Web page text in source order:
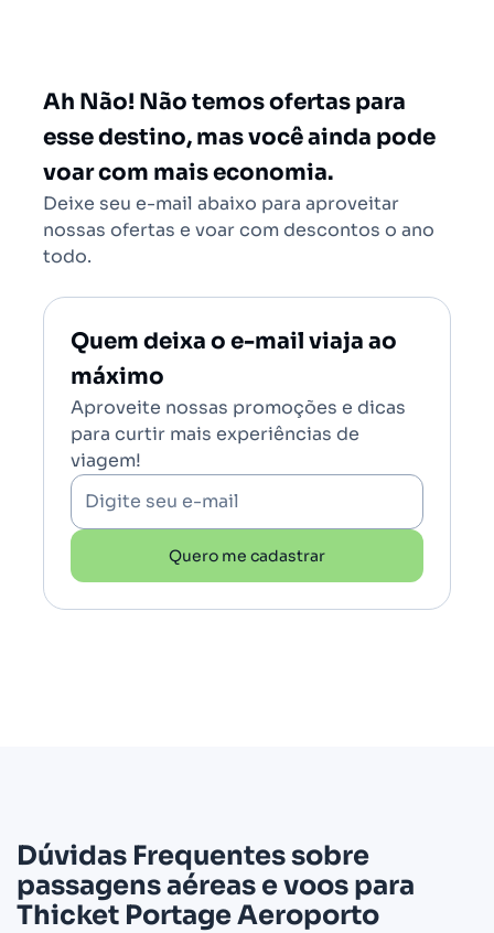
Brasília (BSB)
Ah Não! Não temos ofertas para
esse destino, mas você ainda pode
voar com mais economia.
Deixe seu e-mail abaixo para aproveitar
nossas ofertas e voar com descontos o ano
todo.
Quem deixa o e-mail viaja ao
máximo
Aproveite nossas promoções e dicas
para curtir mais experiências de
viagem!
Digite seu e-mail
Quero me cadastrar
Dúvidas Frequentes sobre
passagens aéreas e voos para
Thicket Portage Aeroporto